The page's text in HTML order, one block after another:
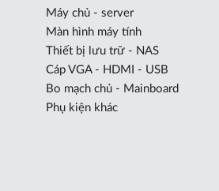
Máy chủ - server
Màn hình máy tính
Thiết bị lưu trữ - NAS
Cáp VGA - HDMI - USB
Bo mạch chủ - Mainboard
Phụ kiện khác